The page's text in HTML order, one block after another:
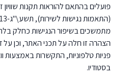
פועלים בהתאם להוראות תקנות שוויון
מתמשכים בשיפור הנגישות כחלק
הצהרה זו חלה על תכני האתר, וכן
פניות טלפוניות, התקשרות באמצעות
בסטודיו.